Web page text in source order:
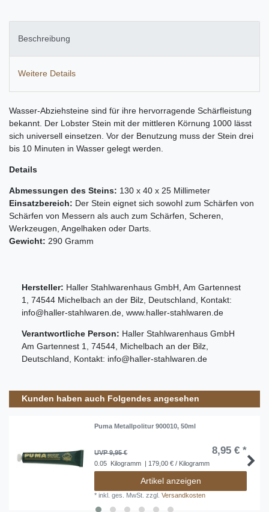
Beschreibung
Weitere Details
Wasser-Abziehsteine sind für ihre hervorragende Schärfleistung
bekannt. Der Lobster Stein mit der mittleren Körnung 1000 lässt
sich universell einsetzen. Vor der Benutzung muss der Stein drei
bis 10 Minuten in Wasser gelegt werden.
Details
Abmessungen des Steins: 130 x 40 x 25 Millimeter
Einsatzbereich: Der Stein eignet sich sowohl zum Schärfen von
Schärfen von Messern als auch zum Schärfen, Scheren,
Werkzeugen, Angelhaken oder Darts.
Gewicht: 290 Gramm
Hersteller: Haller Stahlwarenhaus GmbH Am Gartennest
1
74544 Michelbach an der Bilz Deutschland , Kontakt:
info@haller-stahlwaren.de www.haller-stahlwaren.de
Verantwortliche Person: Haller Stahlwarenhaus GmbH
Am Gartennest 1 74544 Michelbach an der Bilz
Deutschland , Kontakt: info@haller-stahlwaren.de
Kunden haben auch Folgendes angesehen
Puma Metallpolitur 900010, 50ml
UVP 9,95 € 8,95 € *
0.05 Kilogramm | 179,00 € / Kilogramm
Artikel anzeigen
*inkl. ges. MwSt. zzgl.Versandkosten